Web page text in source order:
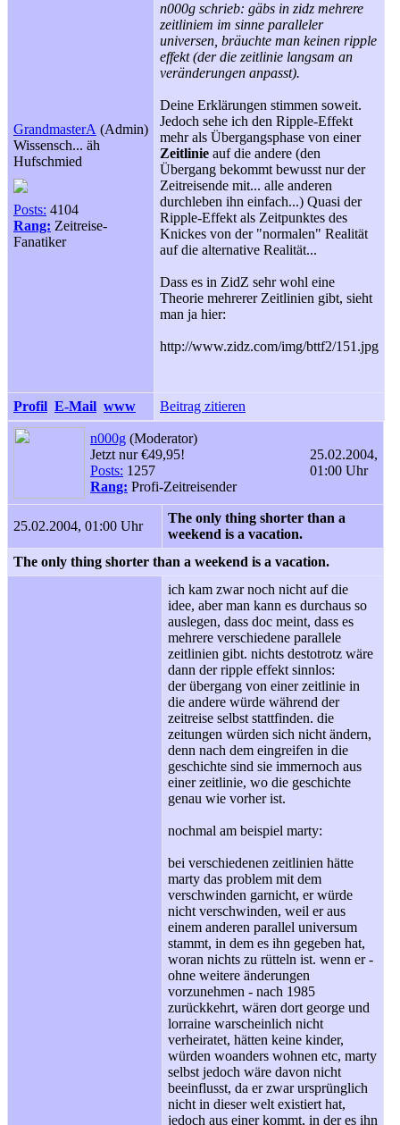
GrandmasterA (Admin)
Wissensch... äh
Hufschmied
Posts: 4104
Rang: Zeitreise-
Fanatiker
n000g schrieb: gäbs in zidz mehrere
zeitliniem im sinne paralleler
universen, bräuchte man keinen ripple
effekt (der die zeitlinie langsam an
veränderungen anpasst).
Deine Erklärungen stimmen soweit.
Jedoch sehe ich den Ripple-Effekt
mehr als Übergangsphase von einer
Zeitlinie auf die andere (den
Übergang bekommt bewusst nur der
Zeitreisende mit... alle anderen
durchleben ihn einfach...) Quasi der
Ripple-Effekt als Zeitpunktes des
Knickes von der "normalen" Realität
auf die alternative Realität...
Dass es in ZidZ sehr wohl eine
Theorie mehrerer Zeitlinien gibt, sieht
man ja hier:
http://www.zidz.com/img/bttf2/151.jpg
Profil E-Mail www Beitrag zitieren
n000g (Moderator)
Jetzt nur €49,95!
Posts: 1257
Rang: Profi-Zeitreisender
25.02.2004,
01:00 Uhr
25.02.2004, 01:00 Uhr
The only thing shorter than a
weekend is a vacation.
The only thing shorter than a weekend is a vacation.
ich kam zwar noch nicht auf die
idee, aber man kann es durchaus so
auslegen, dass doc meint, dass es
mehrere verschiedene parallele
zeitlinien gibt. nichts destotrotz wäre
dann der ripple effekt sinnlos:
der übergang von einer zeitlinie in
die andere würde während der
zeitreise selbst stattfinden. die
zeitungen würden sich nicht ändern,
denn nach dem eingreifen in die
geschichte sind sie immernoch aus
einer zeitlinie, wo die geschichte
genau wie vorher ist.
nochmal am beispiel marty:
bei verschiedenen zeitlinien hätte
marty das problem mit dem
verschwinden garnicht, er würde
nicht verschwinden, weil er aus
einem anderen parallel universum
stammt, in dem es ihn gegeben hat,
woran nichts zu rütteln ist. wenn er -
ohne weitere änderungen
vorzunehmen - nach 1985
zurückkehrt, wären dort george und
lorraine warscheinlich nicht
verheiratet, hätten keine kinder,
würden woanders wohnen etc, marty
selbst jedoch wäre davon nicht
beeinflusst, da er zwar ursprünglich
nicht in dieser welt existiert hat,
jedoch aus einer kommt, in der es ihn